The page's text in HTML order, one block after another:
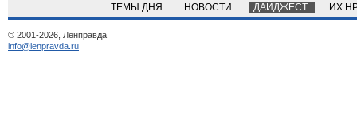
ТЕМЫ ДНЯ НОВОСТИ ДАЙДЖЕСТ ИХ
© 2001-2026, Ленправда
info@lenpravda.ru